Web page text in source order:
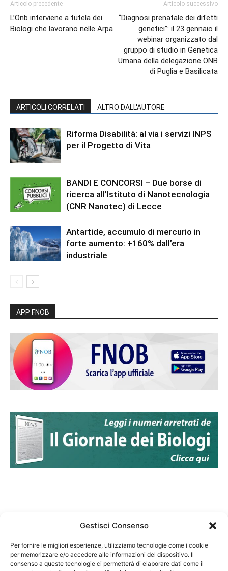
Gestisci Consenso
Per fornire le migliori esperienze, utilizziamo tecnologie come i cookie
per memorizzare e/o accedere alle informazioni del dispositivo. Il
consenso a queste tecnologie ci permetterà di elaborare dati come il
Articolo precedente
L’Onb interviene a tutela dei
Biologi che lavorano nelle Arpa
Articolo successivo
“Diagnosi prenatale dei difetti
genetici”: il 23 gennaio il
webinar organizzato dal
gruppo di studio in Genetica
Umana della delegazione ONB
di Puglia e Basilicata
ARTICOLI CORRELATI ALTRO DALL'AUTORE
Riforma Disabilità: al via i servizi INPS
per il Progetto di Vita
BANDI E CONCORSI – Due borse di
ricerca all’Istituto di Nanotecnologia
(CNR Nanotec) di Lecce
Antartide, accumulo di mercurio in
forte aumento: +160% dall’era
industriale
APP FNOB
Federazione Nazionale Degli Ordini dei Biologi: